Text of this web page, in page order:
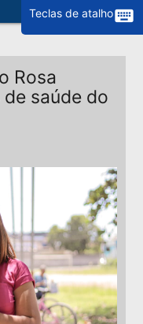
Teclas de atalhokeyboard
Rosa
saúde do